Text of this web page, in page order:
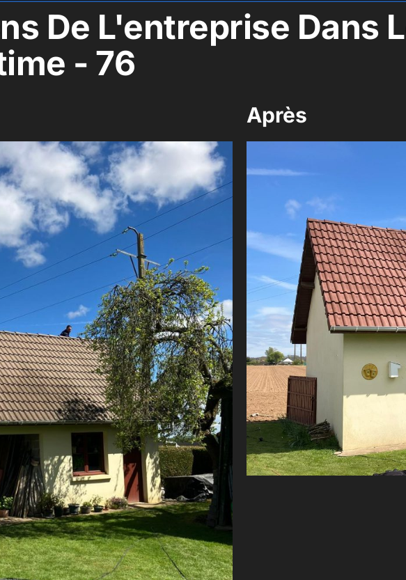
De L'entreprise Dans
- 76
Après